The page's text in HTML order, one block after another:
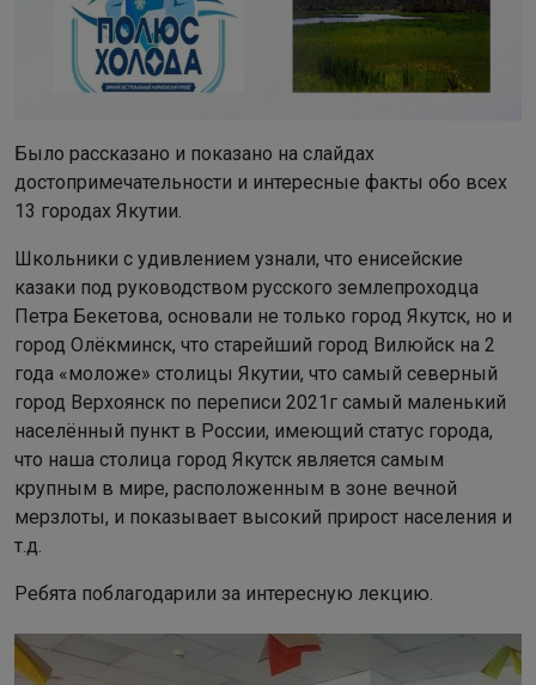
Было рассказано и показано на слайдах
достопримечательности и интересные факты обо всех
13 городах Якутии.
Школьники с удивлением узнали, что енисейские
казаки под руководством русского землепроходца
Петра Бекетова, основали не только город Якутск, но и
город Олёкминск, что старейший город Вилюйск на 2
года «моложе» столицы Якутии, что самый северный
город Верхоянск по переписи 2021г самый маленький
населённый пункт в России, имеющий статус города,
что наша столица город Якутск является самым
крупным в мире, расположенным в зоне вечной
мерзлоты, и показывает высокий прирост населения и
т.д.
Ребята поблагодарили за интересную лекцию.